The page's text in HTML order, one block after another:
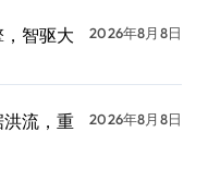
智驱大
2026年8月8日
流，重
2026年8月8日